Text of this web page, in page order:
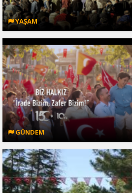
YAŞAM
GÜNDEM